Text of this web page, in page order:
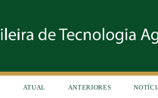
ATUAL ANTERIORES